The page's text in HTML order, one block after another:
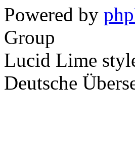
Powered by
Group
Lucid Lime
Deutsche